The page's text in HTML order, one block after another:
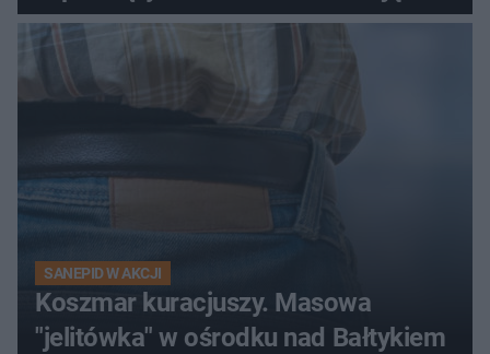
nagranie krąży po sieci
SANEPID W AKCJI
Koszmar kuracjuszy. Masowa
"jelitówka" w ośrodku nad Bałtykiem